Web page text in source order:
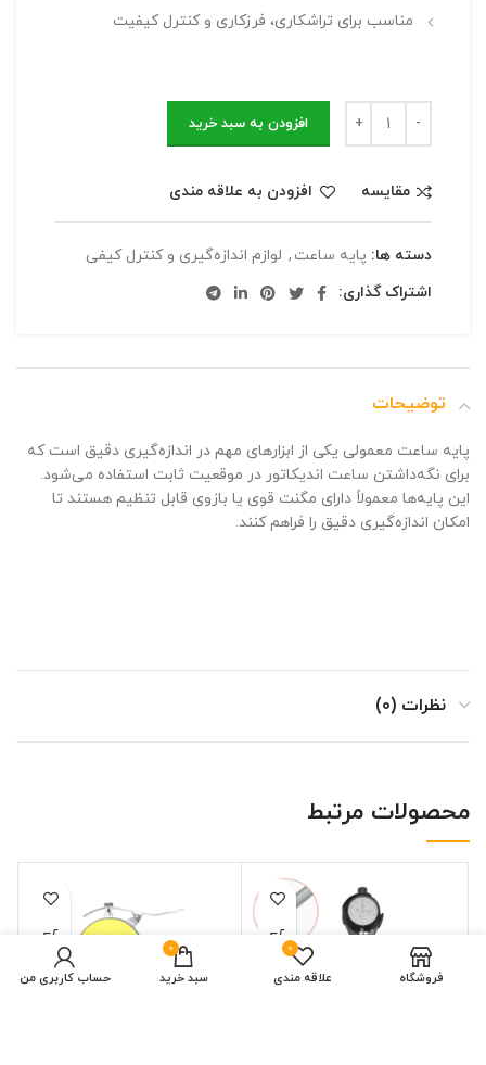
مناسب برای تراشکاری، فرزکاری و کنترل کیفیت
افزودن به سبد خرید
مقایسه افزودن به علاقه مندی
دسته ها: پایه ساعت , لوازم اندازه‌گیری و کنترل کیفی
اشتراک گذاری:
توضیحات
پایه ساعت معمولی یکی از ابزارهای مهم در اندازه‌گیری دقیق است که
برای نگه‌داشتن ساعت اندیکاتور در موقعیت ثابت استفاده می‌شود.
این پایه‌ها معمولاً دارای مگنت قوی یا بازوی قابل تنظیم هستند تا
امکان اندازه‌گیری دقیق را فراهم کنند.
نظرات (0)
محصولات مرتبط
افزودن به سبد خرید
فروشگاه
0
علاقه مندی
0
سبد خرید حساب کاربری من